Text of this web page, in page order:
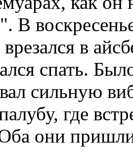
В
в
спать.
сильную
где
они